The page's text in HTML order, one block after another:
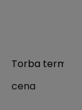
Torba
cena